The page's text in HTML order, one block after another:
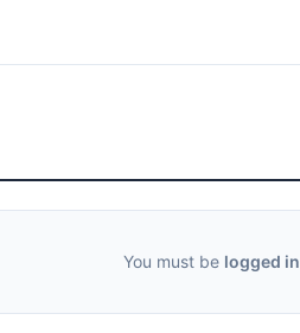
You must be logged in